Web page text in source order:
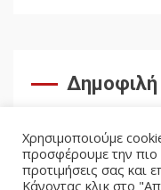
Δημοφιλή
Χρησιμοποιούμε
προσφέρουμε την πιο
προτιμήσεις σας και
Κάνοντας κλικ στο